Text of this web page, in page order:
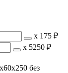
х 175 ₽
х 5250 ₽
без